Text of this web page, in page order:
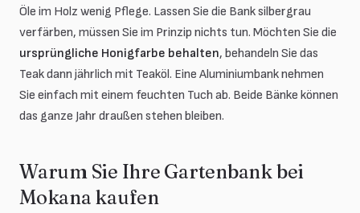
Öle im Holz wenig Pflege. Lassen Sie die Bank silbergrau
verfärben, müssen Sie im Prinzip nichts tun. Möchten Sie die
ursprüngliche Honigfarbe behalten, behandeln Sie das
Teak dann jährlich mit Teaköl. Eine Aluminiumbank nehmen
Sie einfach mit einem feuchten Tuch ab. Beide Bänke können
das ganze Jahr draußen stehen bleiben.
Warum Sie Ihre Gartenbank bei
Mokana kaufen